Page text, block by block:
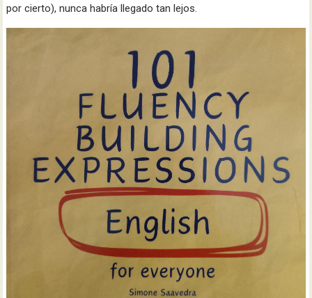
por cierto), nunca habría llegado tan lejos.